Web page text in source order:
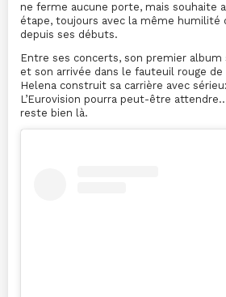
ne ferme aucune porte, mais souhaite
étape, toujours avec la même humilité
depuis ses débuts.
Entre ses concerts, son premier album
et son arrivée dans le fauteuil rouge de
Helena construit sa carrière avec
L’Eurovision pourra peut-être
reste bien là.